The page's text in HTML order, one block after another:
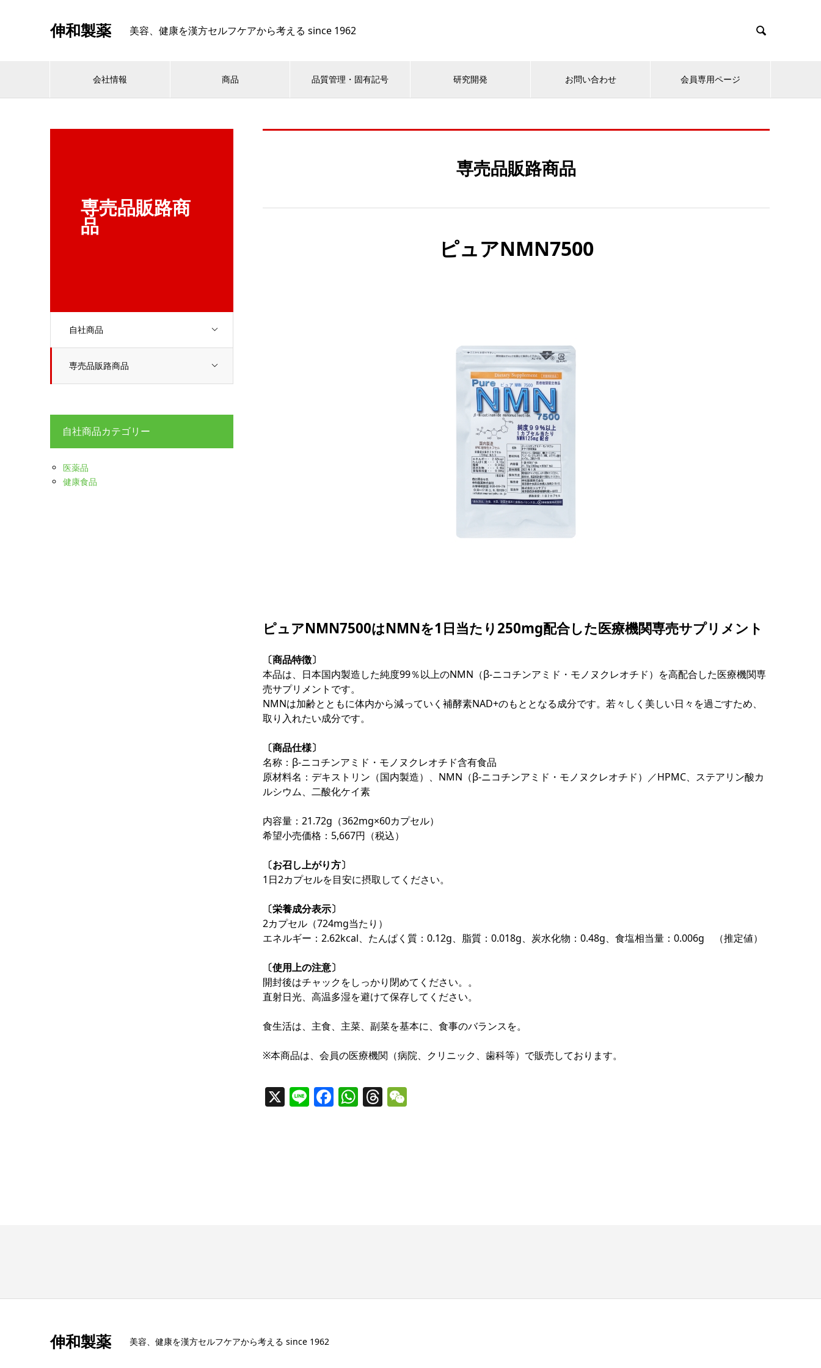
伸和製薬 美容、健康を漢方セルフケアから考える since 1962 
会社情報 商品 品質管理・固有記号 研究開発 お問い合わせ 会員専用ページ
専売品販路商
品
自社商品
専売品販路商品
専売品販路商品
ピュアNMN7500
ピュアNMN7500はNMNを1日当たり250mg配合した医療機関専売サプリメント
〔商品特徴〕
本品は、日本国内製造した純度99％以上のNMN（β-ニコチンアミド・モノヌクレオチド）を高配合した医療機関専
売サプリメントです。
NMNは加齢とともに体内から減っていく補酵素NAD+のもととなる成分です。若々しく美しい日々を過ごすため、
取り入れたい成分です。
〔商品仕様〕
名称：β-ニコチンアミド・モノヌクレオチド含有食品
原材料名：デキストリン（国内製造）、NMN（β-ニコチンアミド・モノヌクレオチド）／HPMC、ステアリン酸カ
ルシウム、二酸化ケイ素
内容量：21.72g（362mg×60カプセル）
希望小売価格：5,667円（税込）
〔お召し上がり方〕
1日2カプセルを目安に摂取してください。
〔栄養成分表示〕
2カプセル（724mg当たり）
エネルギー：2.62kcal、たんぱく質：0.12g、脂質：0.018g、炭水化物：0.48g、食塩相当量：0.006g （推定値）
〔使用上の注意〕
開封後はチャックをしっかり閉めてください。。
直射日光、高温多湿を避けて保存してください。
食生活は、主食、主菜、副菜を基本に、食事のバランスを。
※本商品は、会員の医療機関（病院、クリニック、歯科等）で販売しております。
X LineFacebook
WhatsApp
Threads
自社商品カテゴリー
医薬品
健康食品
伸和製薬 美容、健康を漢方セルフケアから考える since 1962